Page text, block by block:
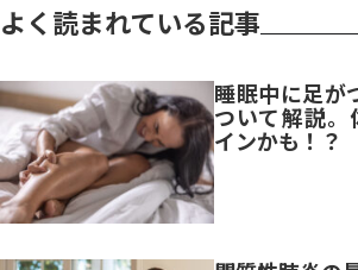
よく読まれている記事
睡眠中に足が
ついて解説。
インかも！？